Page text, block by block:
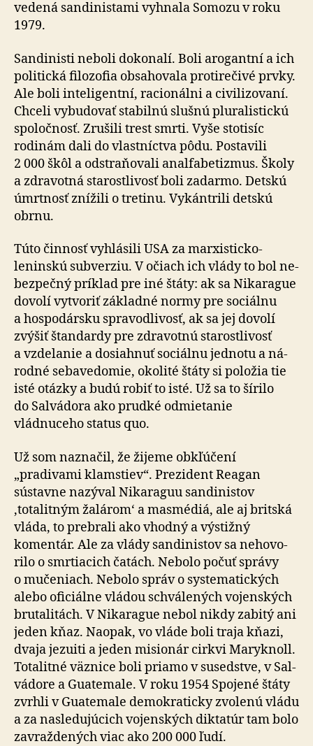
vedená sandinistami vyhnala Somozu v roku
1979.
Sandinisti neboli dokonalí. Boli arogantní a ich
politická filo­zo­fia obsa­ho­vala proti­rečivé prvky.
Ale boli inteligentní, racionálni a ci­vi­li­zo­vaní.
Chceli vybudovať stabilnú slušnú pluralistickú
spoločnosť. Zrušili trest smrti. Vyše sto­tisíc
rodinám dali do vlastníctva pôdu. Postavili
2 000 škôl a odstra­ňo­vali anal­fa­be­tizmus. Školy
a zdra­votná starostlivosť boli zadarmo. Detskú
úmrtnosť znížili o tretinu. Vykántrili detskú
obrnu.
Túto činnosť vyhlásili USA za marxisticko-
leninskú subverziu. V očiach ich vlády to bol ne­
bez­pečný príklad pre iné štáty: ak sa Nikarague
dovolí vytvoriť základné normy pre so­ciálnu
a hospo­dársku spra­vod­li­vosť, ak sa jej dovolí
zvýšiť štandardy pre zdra­votnú sta­rostli­vosť
a vzde­lanie a dosiahnuť sociálnu jednotu a ná­
rodné seba­ve­do­mie, okolité štáty si položia tie
isté otázky a budú robiť to isté. Už sa to šírilo
do Sal­vá­dora ako prudké odmietanie
vládnuceho status quo.
Už som naznačil, že žijeme obkľúčení
„pradivami klamstiev“. Prezident Reagan
sústavne nazýval Nikaraguu sandinistov
‚totalitným žalárom‘ a mas­médiá, ale aj britská
vláda, to prebrali ako vhodný a výstižný
komentár. Ale za vlády sandinistov sa ne­ho­vo­
rilo o smrtiacich čatách. Nebolo počuť správy
o mu­če­niach. Nebolo správ o syste­ma­tic­kých
alebo oficiálne vládou schvá­le­ných vojenských
bru­ta­li­tách. V Ni­ka­ra­gue nebol nikdy zabitý ani
jeden kňaz. Naopak, vo vláde boli traja kňazi,
dvaja jezuiti a jeden misionár cirkvi Maryknoll.
Totalitné väznice boli priamo v su­sed­stve, v Sal­
vá­dore a Gua­te­male. V roku 1954 Spojené štáty
zvrhli v Gua­te­male demo­kraticky zvolenú vládu
a za nasle­du­jú­cich vojenských diktatúr tam bolo
zavraždených viac ako 200 000 ľudí.